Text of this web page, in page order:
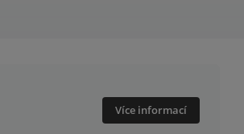
Více informací